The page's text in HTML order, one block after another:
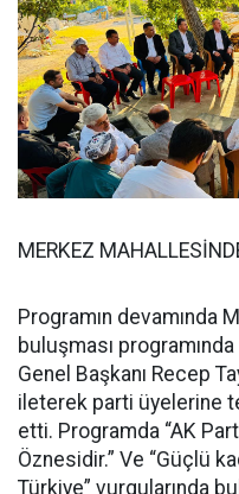
MERKEZ
Programın devamında
buluşması
Genel Başkanı Recep
ileterek parti üyelerine
etti. Programda “AK
Öznesidir.” Ve “Güçlü
Türkiye” vurgularında